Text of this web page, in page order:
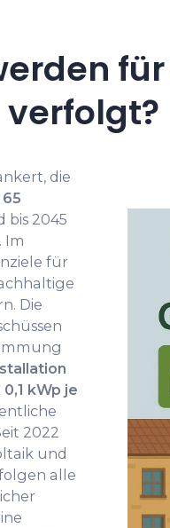
verfolgt?
die
65
bis 2045
Im
für
Die
kWp je
2022
und
alle